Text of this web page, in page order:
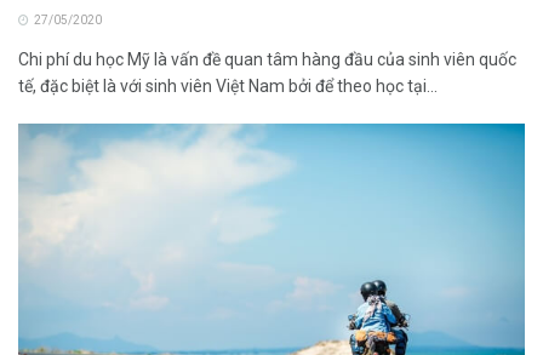
27/05/2020
Chi phí du học Mỹ là vấn đề quan tâm hàng đầu của sinh viên quốc
tế, đặc biệt là với sinh viên Việt Nam bởi để theo học tại...